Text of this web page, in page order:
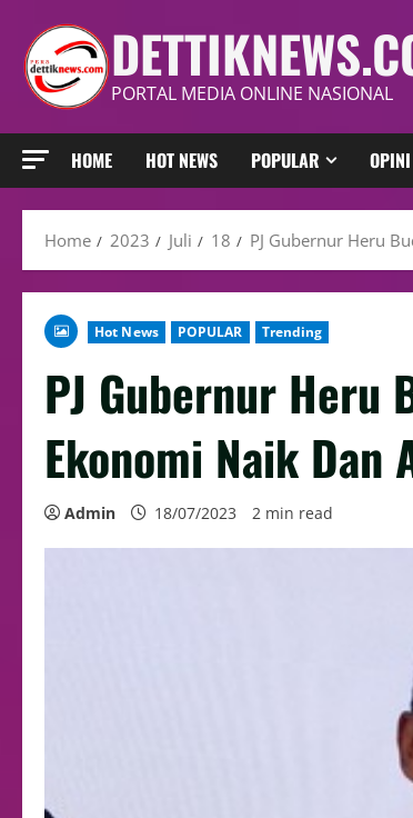
PORTAL MEDIA ONLINE NASIONAL
HOME HOT NEWS POPULAR OPINI
Home 2023 Juli 18 PJ Gubernur Heru
Hot News POPULAR Trending
PJ Gubernur Heru
Ekonomi Naik Dan
Admin 18/07/2023 2 min read